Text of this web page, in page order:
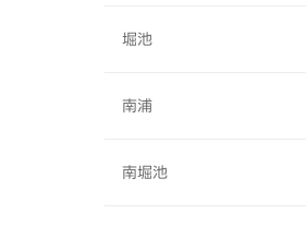
堀池
南浦
南堀池